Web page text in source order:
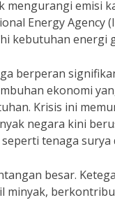
emisi
Energy Agency
kebutuhan energi
berperan
ekonomi
Krisis ini
negara kini
tenaga surya
besar.
minyak,